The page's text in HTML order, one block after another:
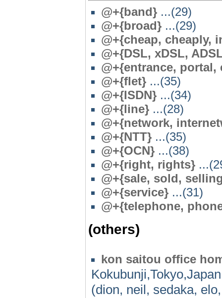
@+{band} ...(29)
@+{broad} ...(29)
@+{cheap, cheaply,
@+{DSL, xDSL,
@+{entrance,
@+{flet} ...(35)
@+{ISDN} ...(34)
@+{line} ...(28)
@+{network,
@+{NTT} ...(35)
@+{OCN} ...(38)
@+{right, rights}
@+{sale, sold,
@+{service} ...(31)
@+{telephone,
(others)
kon saitou office
Kokubunji,Tokyo,Japan
(dion, neil, sedaka,